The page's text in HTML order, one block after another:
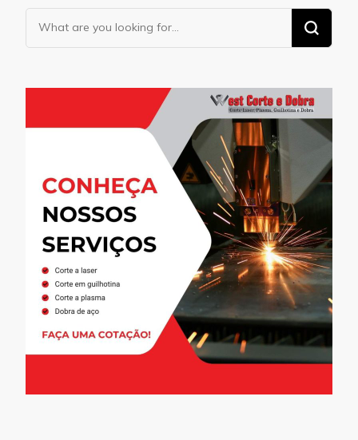
Looking
for